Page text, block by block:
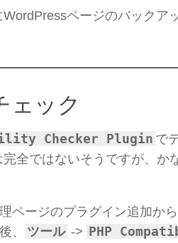
ページのバックア
ェック
Checker Plugin で
全ではないそうですが、か
ページのプラグイン追加か
、
ツール -> PHP